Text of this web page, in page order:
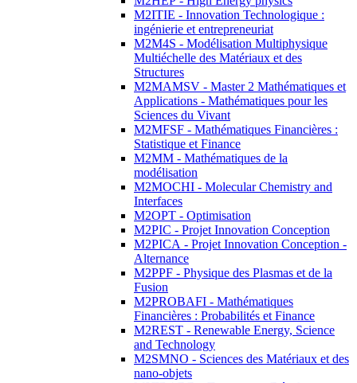
M2ITIE - Innovation Technologique :
ingénierie et entrepreneuriat
M2M4S - Modélisation Multiphysique
Multiéchelle des Matériaux et des
Structures
M2MAMSV - Master 2 Mathématiques et
Applications - Mathématiques pour les
Sciences du Vivant
M2MFSF - Mathématiques Financières :
Statistique et Finance
M2MM - Mathématiques de la
modélisation
M2MOCHI - Molecular Chemistry and
Interfaces
M2OPT - Optimisation
M2PIC - Projet Innovation Conception
M2PICA - Projet Innovation Conception -
Alternance
M2PPF - Physique des Plasmas et de la
Fusion
M2PROBAFI - Mathématiques
Financières : Probabilités et Finance
M2REST - Renewable Energy, Science
and Technology
M2SMNO - Sciences des Matériaux et des
nano-objets